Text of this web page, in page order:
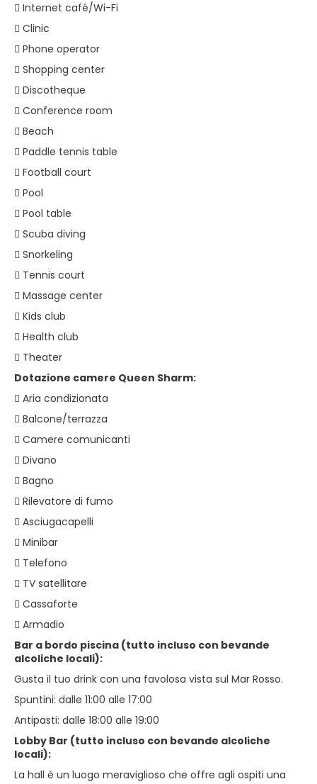
 Internet café/Wi-Fi
 Clinic
 Phone operator
 Shopping center
 Discotheque
 Conference room
 Beach
 Paddle tennis table
 Football court
 Pool
 Pool table
 Scuba diving
 Snorkeling
 Tennis court
 Massage center
 Kids club
 Health club
 Theater
Dotazione camere Queen Sharm:
 Aria condizionata
 Balcone/terrazza
 Camere comunicanti
 Divano
 Bagno
 Rilevatore di fumo
 Asciugacapelli
 Minibar
 Telefono
 TV satellitare
 Cassaforte
 Armadio
Bar a bordo piscina (tutto incluso con bevande
alcoliche locali):
Gusta il tuo drink con una favolosa vista sul Mar Rosso.
Spuntini: dalle 11:00 alle 17:00
Antipasti: dalle 18:00 alle 19:00
Lobby Bar (tutto incluso con bevande alcoliche
locali):
La hall è un luogo meraviglioso che offre agli ospiti una